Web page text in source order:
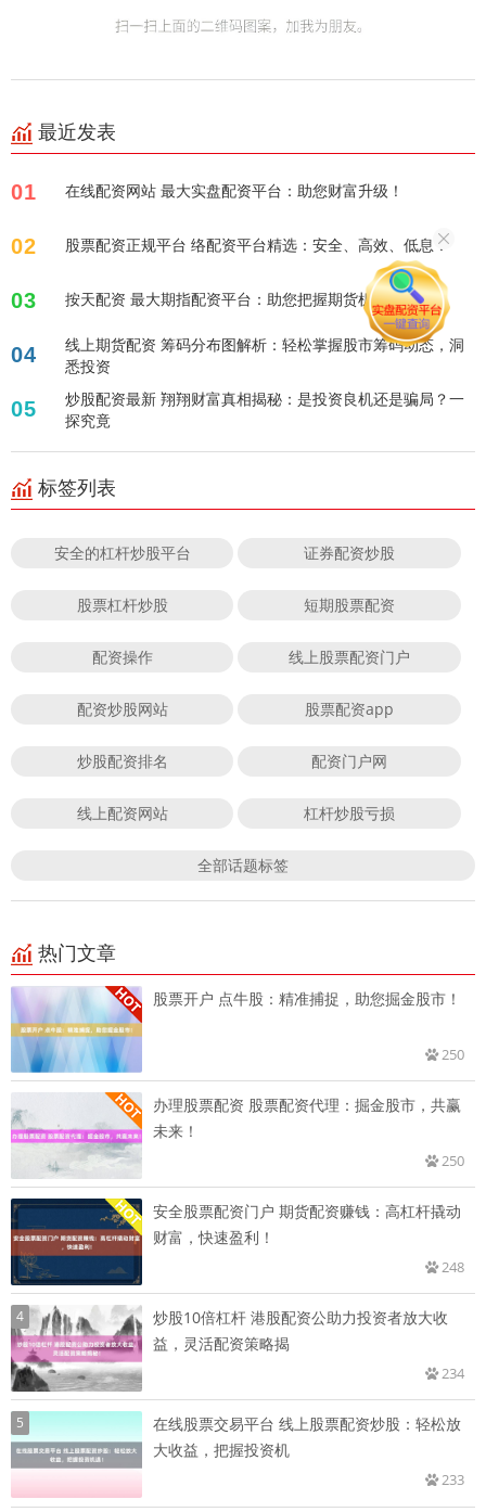
最近发表
01 在线配资网站 最大实盘配资平台：助您财富升级！
02 股票配资正规平台 络配资平台精选：安全、高效、低息！
03 按天配资 最大期指配资平台：助您把握期货机遇
04
线上期货配资 筹码分布图解析：轻松掌握股市筹码动态，洞
悉投资
05
炒股配资最新 翔翔财富真相揭秘：是投资良机还是骗局？一
探究竟
标签列表
安全的杠杆炒股平台 证券配资炒股
股票杠杆炒股 短期股票配资
配资操作 线上股票配资门户
配资炒股网站 股票配资app
炒股配资排名 配资门户网
线上配资网站 杠杆炒股亏损
全部话题标签
热门文章
股票开户 点牛股：精准捕捉，助您掘金股市！
250
办理股票配资 股票配资代理：掘金股市，共赢
未来！
250
安全股票配资门户 期货配资赚钱：高杠杆撬动
财富，快速盈利！
248
4
炒股10倍杠杆 港股配资公助力投资者放大收
益，灵活配资策略揭
234
5
在线股票交易平台 线上股票配资炒股：轻松放
大收益，把握投资机
233